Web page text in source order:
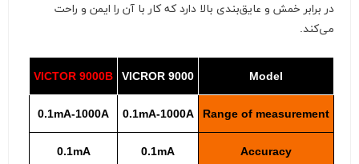
در برابر خمش و عایق‌بندی بالا دارد که کار با آن را ایمن و راحت
می‌کند.
Model
VICROR 9000
VICTOR 9000B
Range of measurement
0.1mA-1000A
0.1mA-1000A
Accuracy
0.1mA
0.1mA